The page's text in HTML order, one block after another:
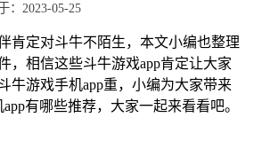
：2023-05-25
肯定对斗牛不陌生，本文小编也整理
，相信这些斗牛游戏app肯定让大家
牛游戏手机app重，小编为大家带来
有哪些推荐，大家一起来看看吧。